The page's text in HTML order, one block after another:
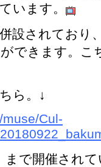
います。
設されており
できます。
ら。↓
Cul-
まで開催され